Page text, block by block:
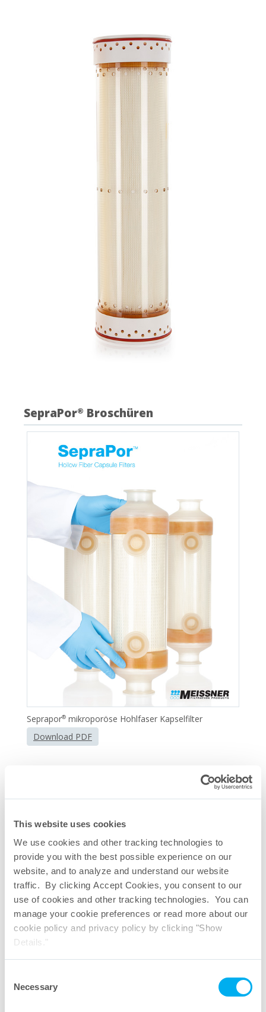
This website uses cookies
We use cookies and other tracking technologies to
provide you with the best possible experience on our
website, and to analyze and understand our website
traffic. By clicking Accept Cookies, you consent to our
use of cookies and other tracking technologies. You can
manage your cookie preferences or read more about our
cookie policy and privacy policy by clicking "Show
Details."
Selection
Necessary
SepraPor® Broschüren
Seprapor® mikroporöse Hohlfaser Kapselfilter
Download PDF